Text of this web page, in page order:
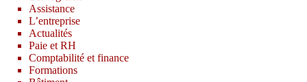
Assistance
L’entreprise
Actualités
Paie et RH
Comptabilité et finance
Formations